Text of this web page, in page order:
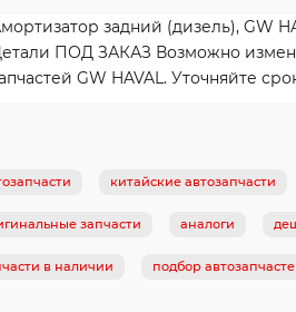
задний (дизель), GW
ПОД ЗАКАЗ Возможно
GW HAVAL. Уточняйте
китайские автозапчасти
запчасти аналоги
в наличии подбор